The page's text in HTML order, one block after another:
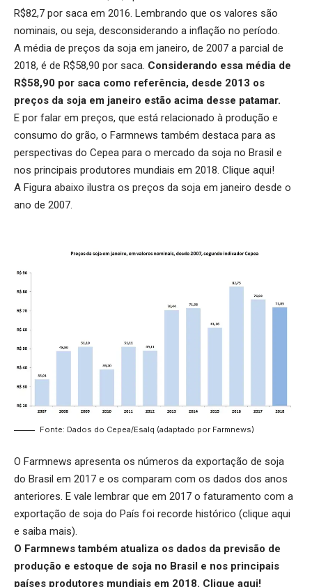
R$82,7 por saca em 2016. Lembrando que os valores são
nominais, ou seja, desconsiderando a inflação no período.
A média de preços da soja em janeiro, de 2007 a parcial de
2018, é de R$58,90 por saca. Considerando essa média de
R$58,90 por saca como referência, desde 2013 os
preços da soja em janeiro estão acima desse patamar.
E por falar em preços, que está relacionado à produção e
consumo do grão, o Farmnews também destaca para as
perspectivas do Cepea para o mercado da soja no Brasil e
nos principais produtores mundiais em 2018. Clique aqui!
A Figura abaixo ilustra os preços da soja em janeiro desde o
ano de 2007.
Fonte: Dados do Cepea/Esalq (adaptado por Farmnews)
O Farmnews apresenta os números da exportação de soja
do Brasil em 2017 e os comparam com os dados dos anos
anteriores. E vale lembrar que em 2017 o faturamento com a
exportação de soja do País foi recorde histórico (clique aqui
e saiba mais).
O Farmnews também atualiza os dados da previsão de
produção e estoque de soja no Brasil e nos principais
países produtores mundiais em 2018. Clique aqui!